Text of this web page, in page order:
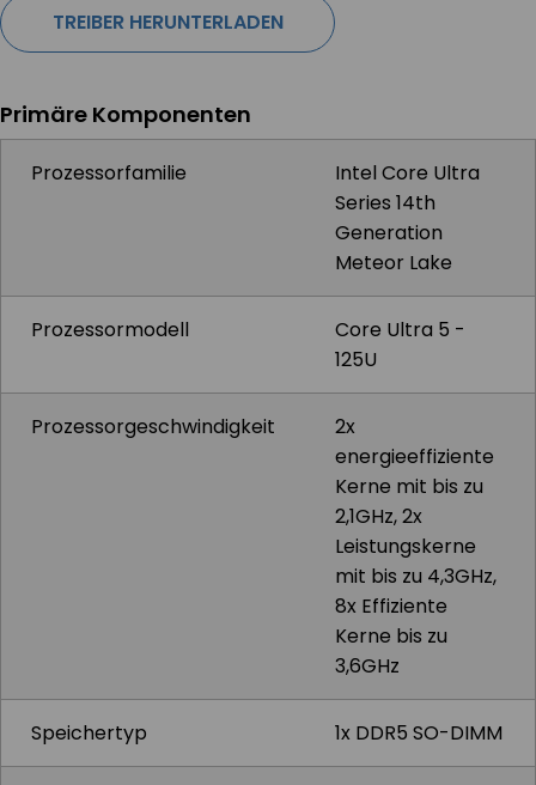
TREIBER HERUNTERLADEN
Primäre Komponenten
Prozessorfamilie
Intel Core Ultra
Series 14th
Generation
Meteor Lake
Prozessormodell
Core Ultra 5 -
125U
Prozessorgeschwindigkeit
2x
energieeffiziente
Kerne mit bis zu
2,1GHz, 2x
Leistungskerne
mit bis zu 4,3GHz,
8x Effiziente
Kerne bis zu
3,6GHz
Speichertyp 1x DDR5 SO-DIMM